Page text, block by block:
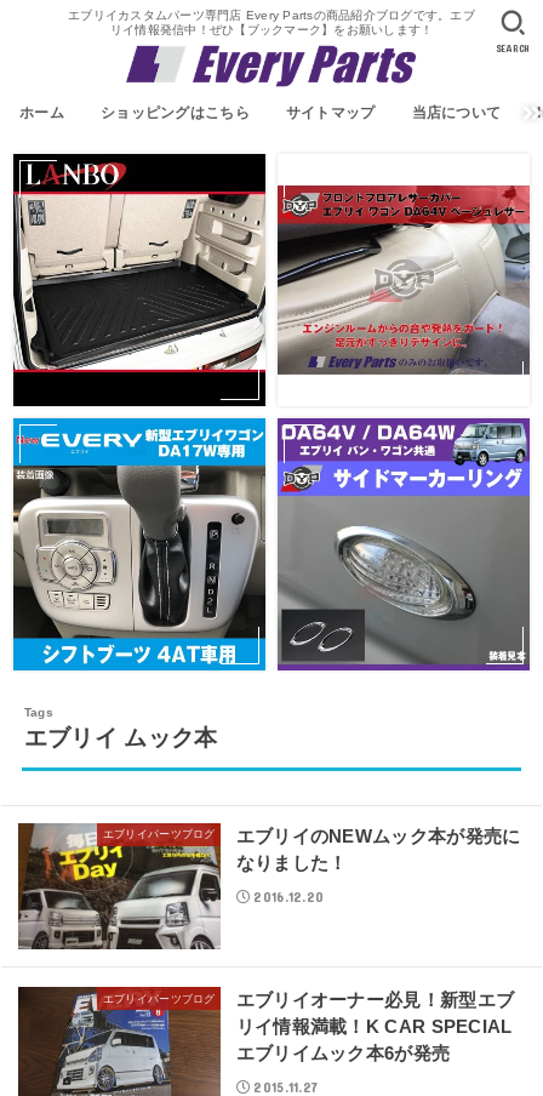
エブリイカスタムパーツ専門店 Every Partsの商品紹介ブログです。エブ
リイ情報発信中！ぜひ【ブックマーク】をお願いします！
ホーム ショッピングはこちら サイトマップ 当店について
SEARCH
エブリイ ムック本
エブリイパーツブログ
エブリイのNEWムック本が発売に
なりました！
2016.12.20
エブリイパーツブログ
エブリイオーナー必見！新型エブ
リイ情報満載！K CAR SPECIAL
エブリイムック本6が発売
2015.11.27